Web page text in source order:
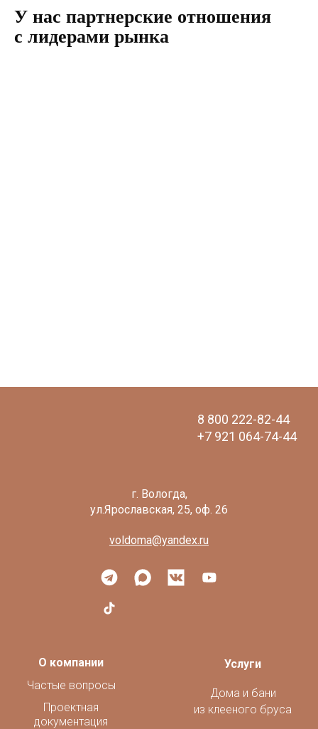
У нас партнерские отношения
с лидерами рынка
8 800 222-82-44
+7 921 064-74-44
voldoma@yandex.ru
Услуги
Дома и бани
из клееного бруса
О компании
Частые вопросы
Проектная
документация